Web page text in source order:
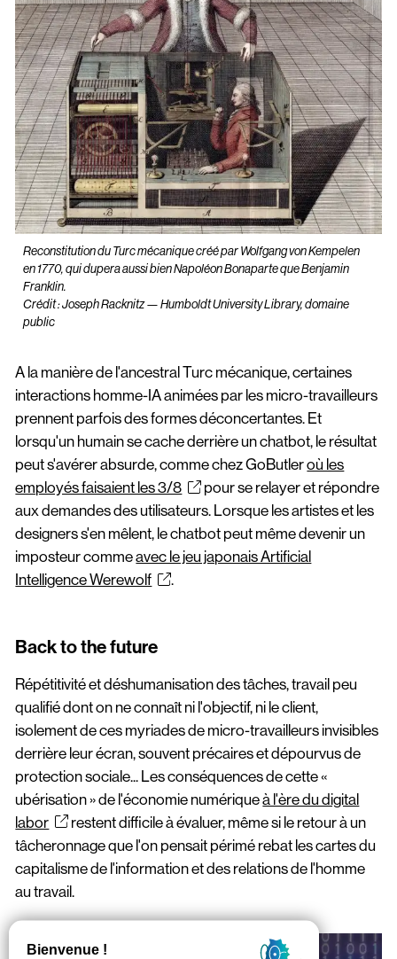
Reconstitution du Turc mécanique créé par Wolfgang von Kempelen
en 1770, qui dupera aussi bien Napoléon Bonaparte que Benjamin
Franklin.
Crédit : Joseph Racknitz — Humboldt University Library, domaine
public
A la manière de l'ancestral Turc mécanique, certaines
interactions homme-IA animées par les micro-travailleurs
prennent parfois des formes déconcertantes. Et
lorsqu'un humain se cache derrière un chatbot, le résultat
peut s'avérer absurde, comme chez GoButleroù les
employés faisaient les 3/8
pour se relayer et répondre
aux demandes des utilisateurs. Lorsque les artistes et les
designers s'en mêlent, le chatbot peut même devenir un
imposteur commeavec le jeu japonais Artificial
Intelligence Werewolf
.
Back to the future
Répétitivité et déshumanisation des tâches, travail peu
qualifié dont on ne connaît ni l'objectif, ni le client,
isolement de ces myriades de micro-travailleurs invisibles
derrière leur écran, souvent précaires et dépourvus de
protection sociale... Les conséquences de cette «
ubérisation » de l'économie numériqueà l'ère du digital
labor
restent difficile à évaluer, même si le retour à un
tâcheronnage que l'on pensait périmé rebat les cartes du
capitalisme de l'information et des relations de l'homme
au travail.